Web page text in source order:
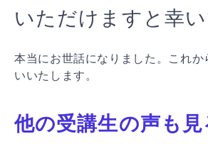
いただけますと幸い
本当にお世話になりました。これか
いいたします。
他の受講生の声も見